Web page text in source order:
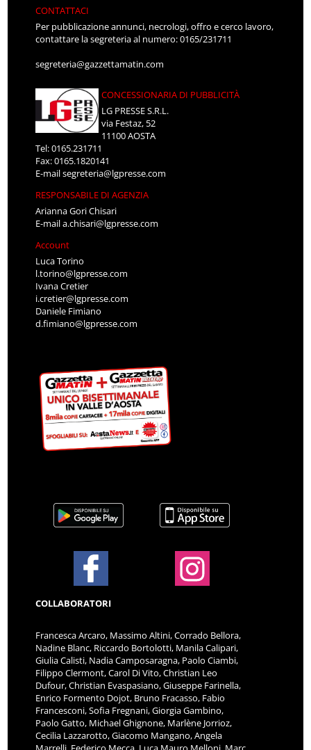
CONTATTACI
Per pubblicazione annunci, necrologi, offro e cerco lavoro,
contattare la segreteria al numero: 0165/231711
segreteria@gazzettamatin.com
CONCESSIONARIA DI PUBBLICITÀ
LG PRESSE S.R.L.
via Festaz, 52
11100 AOSTA
Tel: 0165.231711
Fax: 0165.1820141
E-mailsegreteria@lgpresse.com
RESPONSABILE DI AGENZIA
Arianna Gori Chisari
E-maila.chisari@lgpresse.com
Account
Luca Torino
l.torino@lgpresse.com
Ivana Cretier
i.cretier@lgpresse.com
Daniele Fimiano
d.fimiano@lgpresse.com
COLLABORATORI
Francesca Arcaro, Massimo Altini, Corrado Bellora,
Nadine Blanc, Riccardo Bortolotti, Manila Calipari,
Giulia Calisti, Nadia Camposaragna, Paolo Ciambi,
Filippo Clermont, Carol Di Vito, Christian Leo
Dufour, Christian Evaspasiano, Giuseppe Farinella,
Enrico Formento Dojot, Bruno Fracasso, Fabio
Francesconi, Sofia Fregnani, Giorgia Gambino,
Paolo Gatto, Michael Ghignone, Marlène Jorrioz,
Cecilia Lazzarotto, Giacomo Mangano, Angela